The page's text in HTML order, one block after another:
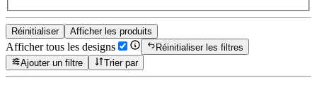
Réinitialiser Afficher les produits
Afficher tous les designs
Réinitialiser les filtres
Ajouter un filtre
Trier par